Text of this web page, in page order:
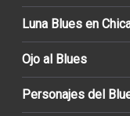
Luna Blues en
Ojo al Blues
Personajes del